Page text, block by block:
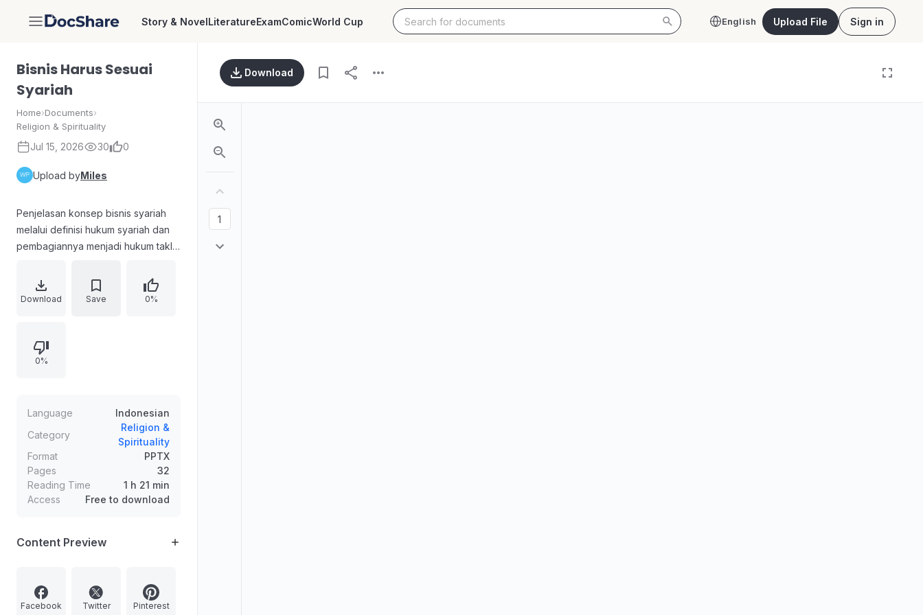
DocShare Story & NovelLiteratureExamComicWorld Cup English Upload File Sign in
Bisnis Harus Sesuai
Syariah
Home›Documents›
Religion & Spirituality
Jul 15, 2026 30 0
Upload byMiles
Penjelasan konsep bisnis syariah
melalui definisi hukum syariah dan
pembagiannya menjadi hukum taklifi
statusnya (fardhu, haram, sah, batal,
fasad). Diuraikan contoh
dampak sebab dan syarat, lalu
diterapkan pada dunia bisnis
atau perseroan yang tidak sesuai
syariah yang berakibat akad batil.
Ditekankan pentingnya tidak
mengabaikan halal-haram.
Download Save 0%
0%
Language
Indonesian
Category
Religion &
Spirituality
Format
PPTX
Pages
32
Reading Time
1 h 21 min
Access
Free to download
Content Preview
Facebook Twitter Pinterest
Download